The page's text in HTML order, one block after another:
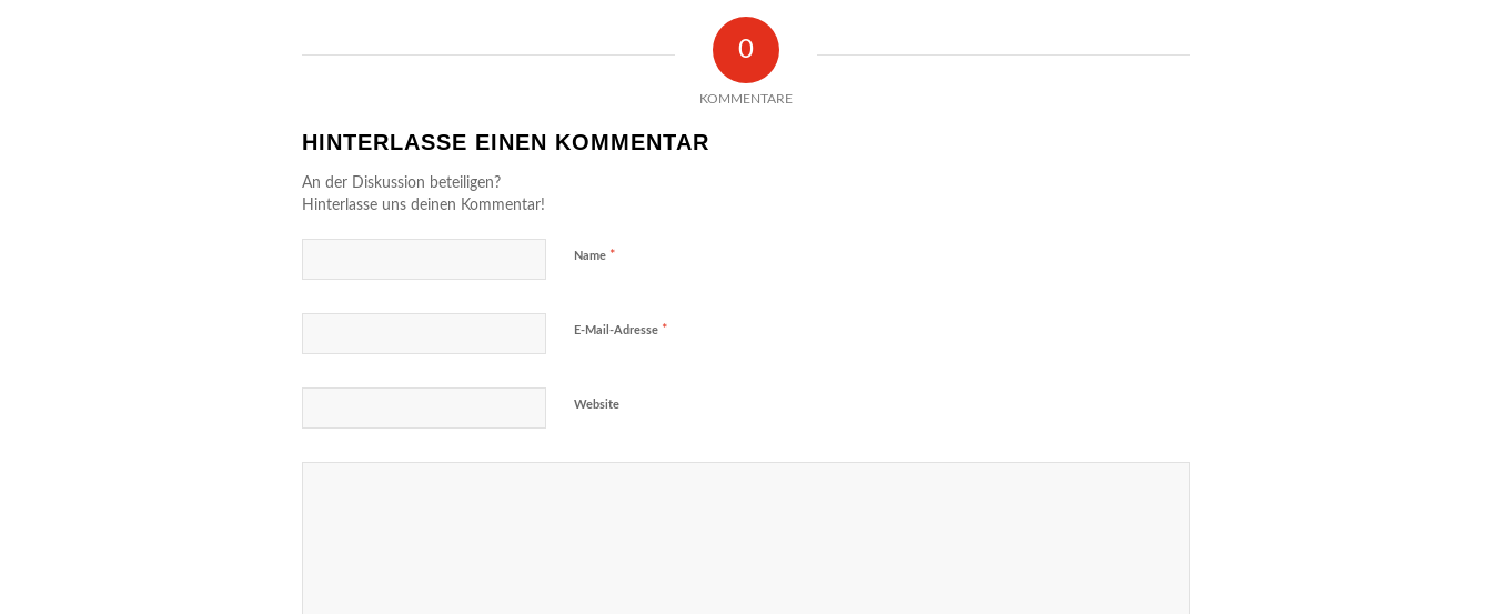
0
KOMMENTARE
HINTERLASSE EINEN KOMMENTAR
An der Diskussion beteiligen?
Hinterlasse uns deinen Kommentar!
Name *
E-Mail-Adresse *
Website